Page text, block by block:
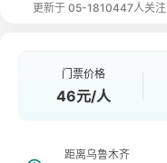
更新于 05-1810447人关注
门票价格
46元/人
距离乌鲁木齐